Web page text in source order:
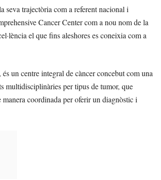
seva trajectòria com a referent nacional i
Cancer Center com a nou nom de la
el que fins aleshores es coneixia com a
un centre integral de càncer concebut com una
multidisciplinàries per tipus de tumor, que
coordinada per oferir un diagnòstic i